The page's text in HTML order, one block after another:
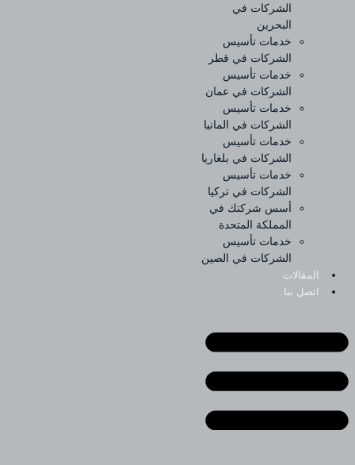
الشركات في
البحرين
خدمات تأسيس
الشركات في قطر
خدمات تأسيس
الشركات في عمان
خدمات تأسيس
الشركات في المانيا
خدمات تأسيس
الشركات في بلغاريا
خدمات تأسيس
الشركات في تركيا
أسس شركتك في
المملكة المتحدة
خدمات تأسيس
الشركات في الصين
المقالات
اتصل بنا